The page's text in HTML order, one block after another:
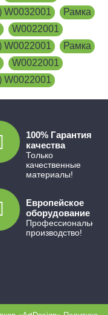
W0032001
Рамка
W0022001
W0022001
Рамка
W0022001
W0022001
100% Гарантия
качества
Только
качественные
материалы!
Европейское
оборудование
Профессиональное
производство!